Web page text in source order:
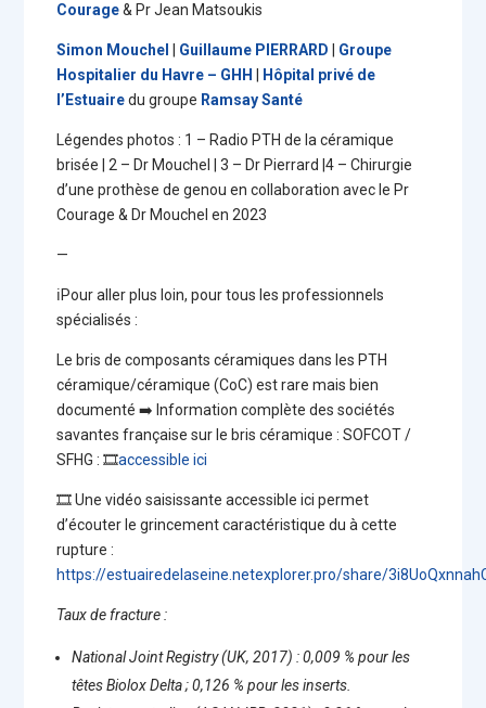
Courage& Pr Jean Matsoukis
Simon Mouchel Guillaume PIERRARD
Groupe
Hospitalier du Havre – GHH
Hôpital privé de
l’Estuairedu groupe Ramsay Santé
Légendes photos : 1 – Radio PTH de la céramique
brisée | 2 – Dr Mouchel | 3 – Dr Pierrard |4 – Chirurgie
d’une prothèse de genou en collaboration avec le Pr
Courage & Dr Mouchel en 2023
—
ℹ️Pour aller plus loin, pour tous les professionnels
spécialisés :
Le bris de composants céramiques dans les PTH
céramique/céramique (CoC) est rare mais bien
documenté ➡️ Information complète des sociétés
savantes française sur le bris céramique : SOFCOT /
SFHG : 🎞accessible ici
🎞 Une vidéo saisissante accessible ici permet
d’écouter le grincement caractéristique du à cette
rupture :
https://estuairedelaseine.netexplorer.pro/share/
Taux de fracture :
National Joint Registry (UK, 2017) : 0,009 % pour les
têtes Biolox Delta ; 0,126 % pour les inserts.